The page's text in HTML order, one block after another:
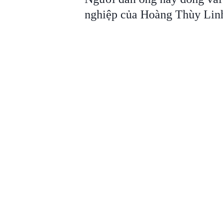
nghiệp của Hoàng Thùy